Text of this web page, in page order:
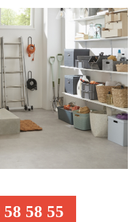
58 55